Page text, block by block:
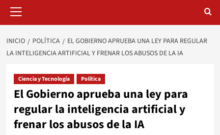
principal
INICIO POLÍTICA
EL GOBIERNO APRUEBA UNA LEY PARA REGULAR
LA INTELIGENCIA ARTIFICIAL Y FRENAR LOS ABUSOS DE LA IA
Ciencia y Tecnología Política
El Gobierno aprueba una ley para
regular la inteligencia artificial y
frenar los abusos de la IA